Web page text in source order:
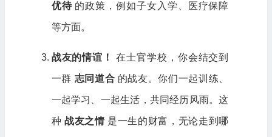
优待的政策，例如子女入学、医疗保障
等方面。
战友的情谊！ 在士官学校，你会结交到
一群 志同道合 的战友。你们一起训练、
一起学习、一起生活，共同经历风雨。这
种 战友之情是一生的财富，无论走到哪